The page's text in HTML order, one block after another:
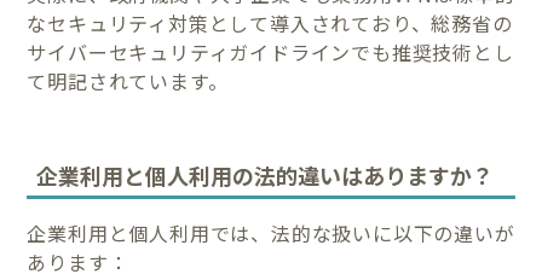
なセキュリティ対策として導入されており、総務省の
サイバーセキュリティガイドラインでも推奨技術とし
て明記されています。
企業利用と個人利用の法的違いはありますか？
企業利用と個人利用では、法的な扱いに以下の違いが
あります：